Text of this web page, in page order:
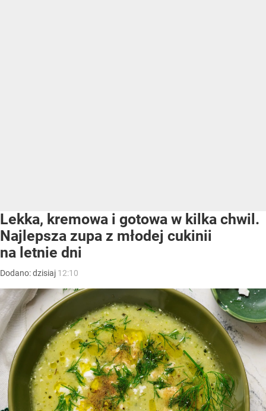
Lekka, kremowa i gotowa w kilka chwil.
Najlepsza zupa z młodej cukinii
na letnie dni
Dodano:dzisiaj 12:10